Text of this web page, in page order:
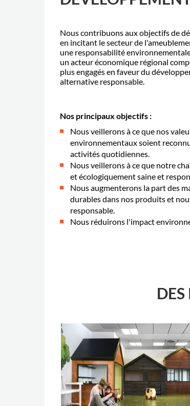
Nous contribuons aux objectifs de
en incitant le secteur de
une responsabilité
un acteur économique régional
plus engagés en faveur du
alternative responsable.
Nos principaux objectifs :
Nous veillerons à ce que nos
environnementaux soient
activités quotidiennes.
Nous veillerons à ce que notre
et écologiquement saine et
Nous augmenterons la part des
durables dans nos produits et
responsable.
Nous réduirons l'impact